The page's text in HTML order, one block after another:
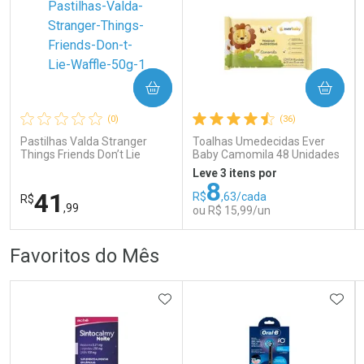
Comprar sem Desconto
Por R$ 75,99/cada
Comprar sem Desconto
Por R$ 75,99/cada
Comprar sem Desconto
Por R$ 37,99/cada
Comprar sem Desconto
Por R$ 37,99/cada
(0)
Pastilhas Valda Stranger
Things Friends Don’t Lie
R$41 ,99
COMPRAR
Por Menos
(36)
Toalhas Umedecidas Ever
Baby Camomila 48 Unidades
Leve 3 itens por
R$8,63/cada
ou R$ 15,99/un
COMPRAR
Por Menos
Favoritos do Mês
ADICIONAR AOS FAVORITOS